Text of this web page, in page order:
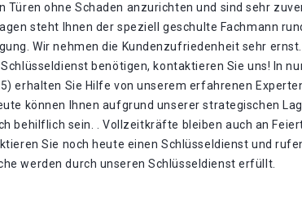
Türen ohne Schaden anzurichten und sind sehr
steht Ihnen der speziell geschulte Fachmann
Wir nehmen die Kundenzufriedenheit sehr
benötigen, kontaktieren Sie uns! In
erhalten Sie Hilfe von unserem erfahrenen
können Ihnen aufgrund unserer strategischen
behilflich sein. . Vollzeitkräfte bleiben auch an
Sie noch heute einen Schlüsseldienst und
werden durch unseren Schlüsseldienst erfüllt.